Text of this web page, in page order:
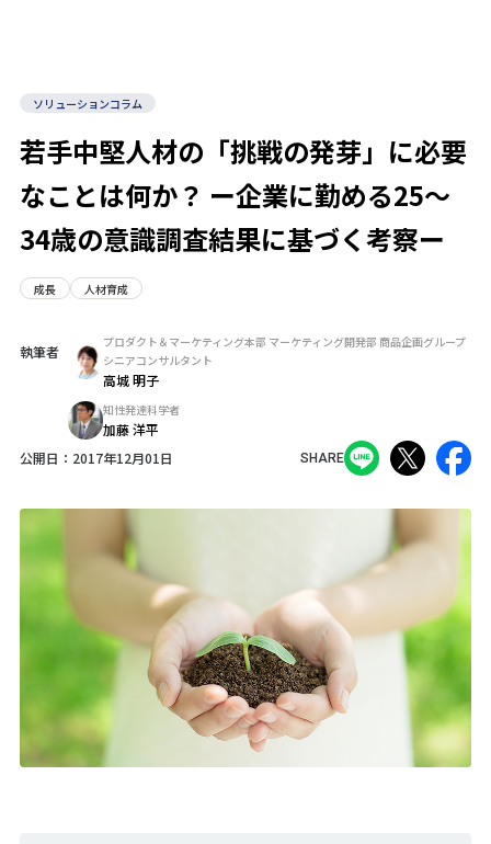
ソリューションコラム
若手中堅人材の「挑戦の発芽」に必要
なことは何か？ ー企業に勤める25～
34歳の意識調査結果に基づく考察ー
成長 人材育成
公開日： 2017年12月01日 SHARE
執筆者
プロダクト＆マーケティング本部 マーケティング開発部 商品企画グループ
シニアコンサルタント
高城 明子
知性発達科学者
加藤 洋平